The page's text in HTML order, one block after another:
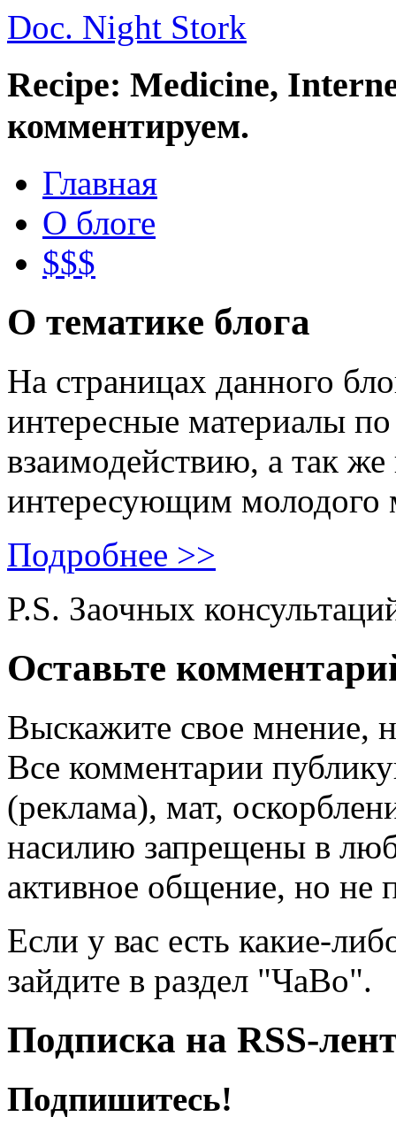
Doc. Night Stork
Recipe: Medicine,
комментируем.
Главная
О блоге
$$$
О тематике блога
На страницах данного
интересные материалы
взаимодействию, а так
интересующим молодого
Подробнее >>
P.S. Заочных
Оставьте
Выскажите свое мнение,
Все комментарии
(реклама), мат,
насилию запрещены в
активное общение, но не
Если у вас есть какие-
зайдите в раздел "ЧаВо".
Подписка на RSS-
Подпишитесь!